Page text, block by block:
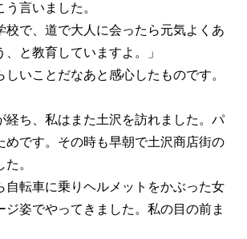
言いました。
校で、道で大人に会ったら元気よくあ
と教育していますよ。」
いことだなあと感心したものです。
ち、私はまた土沢を訪れました。パ
めです。その時も早朝で土沢商店街の
。
自転車に乗りヘルメットをかぶった女
ジ姿でやってきました。私の目の前ま